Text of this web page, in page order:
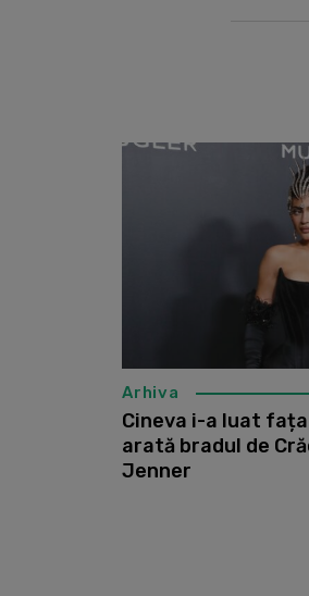
Arhiva
Cineva i-a luat fața
arată bradul de
Jenner